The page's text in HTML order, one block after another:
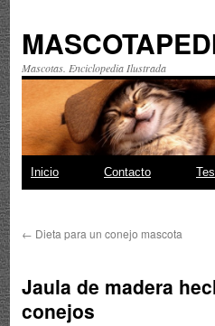
Mascotas. Enciclopedia Ilustrada
Saltar
contenido
Inicio Contacto
← Dieta para un conejo mascota
Jaula de madera
conejos